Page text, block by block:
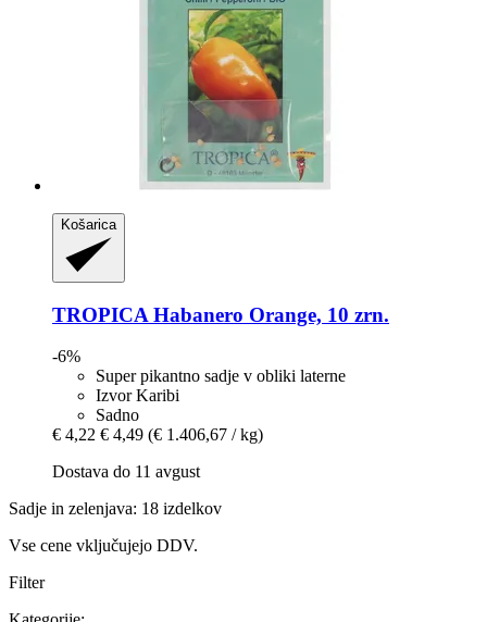
Košarica
TROPICA Habanero Orange, 10 zrn.
-6%
Super pikantno sadje v obliki laterne
Izvor Karibi
Sadno
€ 4,22 € 4,49 (€ 1.406,67 / kg)
Dostava do 11 avgust
Sadje in zelenjava: 18 izdelkov
Vse cene vključujejo DDV.
Filter